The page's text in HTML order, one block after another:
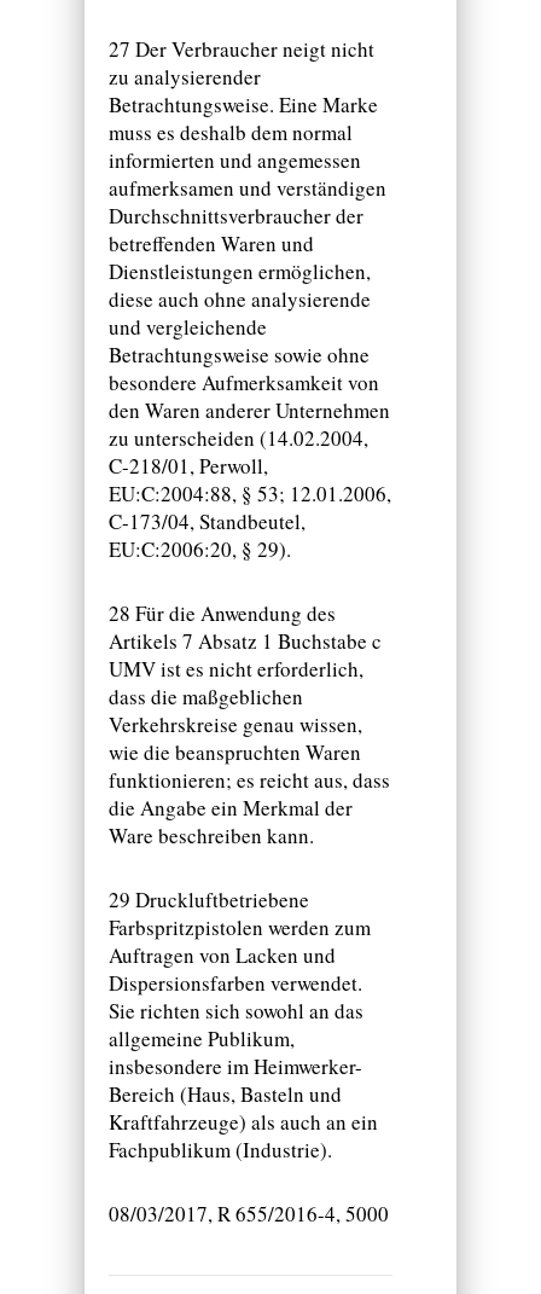
27 Der Verbraucher neigt nicht
zu analysierender
Betrachtungsweise. Eine Marke
muss es deshalb dem normal
informierten und angemessen
aufmerksamen und verständigen
Durchschnittsverbraucher der
betreffenden Waren und
Dienstleistungen ermöglichen,
diese auch ohne analysierende
und vergleichende
Betrachtungsweise sowie ohne
besondere Aufmerksamkeit von
den Waren anderer Unternehmen
zu unterscheiden (14.02.2004,
C-218/01, Perwoll,
EU:C:2004:88, § 53; 12.01.2006,
C-173/04, Standbeutel,
EU:C:2006:20, § 29).
28 Für die Anwendung des
Artikels 7 Absatz 1 Buchstabe c
UMV ist es nicht erforderlich,
dass die maßgeblichen
Verkehrskreise genau wissen,
wie die beanspruchten Waren
funktionieren; es reicht aus, dass
die Angabe ein Merkmal der
Ware beschreiben kann.
29 Druckluftbetriebene
Farbspritzpistolen werden zum
Auftragen von Lacken und
Dispersionsfarben verwendet.
Sie richten sich sowohl an das
allgemeine Publikum,
insbesondere im Heimwerker-
Bereich (Haus, Basteln und
Kraftfahrzeuge) als auch an ein
Fachpublikum (Industrie).
08/03/2017, R 655/2016-4, 5000